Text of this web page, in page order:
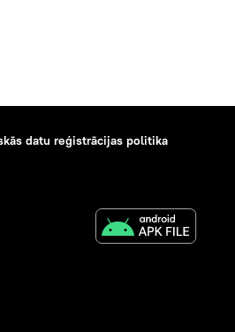
datu reģistrācijas politika